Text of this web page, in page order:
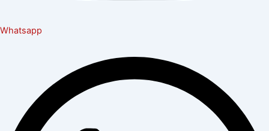
Whatsapp